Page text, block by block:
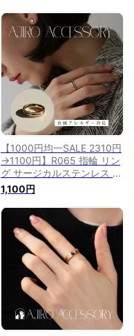
【1000円均一SALE 2310円
→1100円】R065 指輪 リン
グ サージカルステンレス 金
属アレルギー対応 バイカラ
ー ゴールド シルバー シン
プル おしゃれ 個性 付けっ
ぱなし 高級感 高見え ギフ
ト プレゼント ジュエリー
1,100円